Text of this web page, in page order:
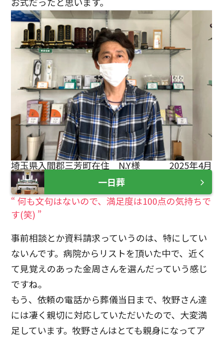
埼玉県入間郡三芳町在住 N.Y様
2025年4月
一日葬
“ 何も文句はないので、満足度は100点の気持ちで
す(笑) ”
事前相談とか資料請求っていうのは、特にしてい
ないんです。病院からリストを頂いた中で、近く
て見覚えのあった金周さんを選んだっていう感じ
ですね。
もう、依頼の電話から葬儀当日まで、牧野さん達
には凄く親切に対応していただいたので、大変満
足しています。牧野さんはとても親身になってア